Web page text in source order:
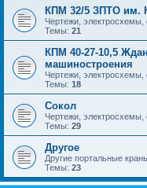
КПМ 32/5 ЗПТО им.
Чертежи, электросхемы,
Темы: 21
КПМ 40-27-10,5
машиностроения
Чертежи, электросхемы,
Темы: 18
Сокол
Чертежи, электросхемы,
Темы: 29
Другое
Другие портальные
Темы: 23